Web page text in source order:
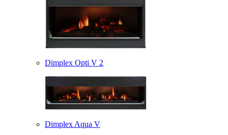
Dimplex Opti V 2
Dimplex Aqua V